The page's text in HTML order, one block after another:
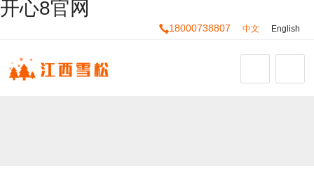
开心8官网
18000738807 中文 English